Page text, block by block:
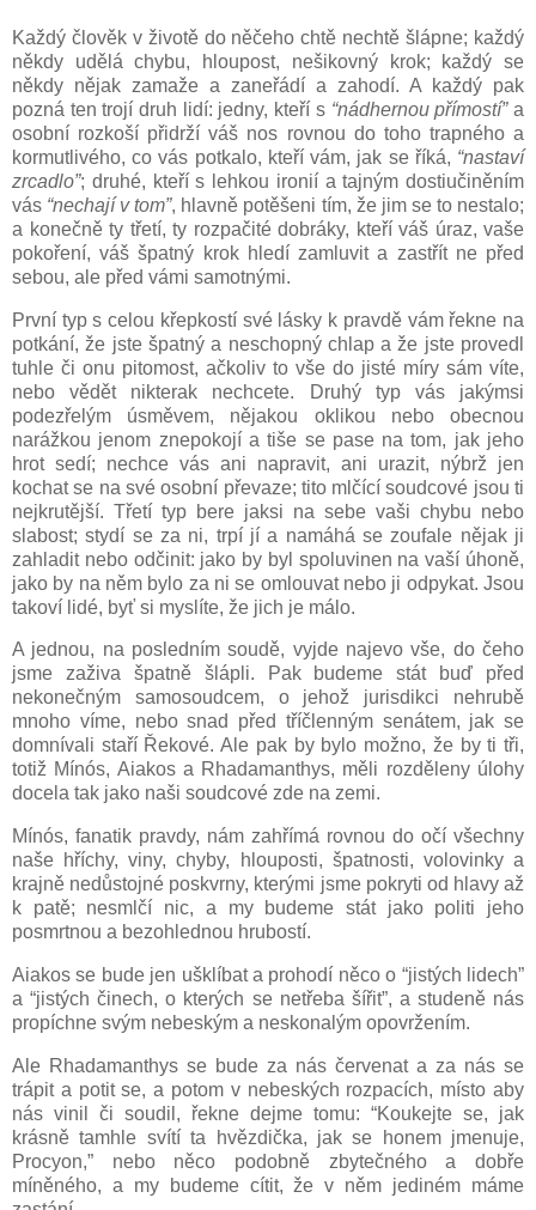
Každý člověk v životě do něčeho chtě nechtě šlápne; každý
někdy udělá chybu, hloupost, nešikovný krok; každý se
někdy nějak zamaže a zaneřádí a zahodí. A každý pak
pozná ten trojí druh lidí: jedny, kteří s “nádhernou přímostí”a
osobní rozkoší přidrží váš nos rovnou do toho trapného a
kormutlivého, co vás potkalo, kteří vám, jak se říká, “nastaví
zrcadlo”; druhé, kteří s lehkou ironií a tajným dostiučiněním
vás “nechají v tom”, hlavně potěšeni tím, že jim se to nestalo;
a konečně ty třetí, ty rozpačité dobráky, kteří váš úraz, vaše
pokoření, váš špatný krok hledí zamluvit a zastřít ne před
sebou, ale před vámi samotnými.
První typ s celou křepkostí své lásky k pravdě vám řekne na
potkání, že jste špatný a neschopný chlap a že jste provedl
tuhle či onu pitomost, ačkoliv to vše do jisté míry sám víte,
nebo vědět nikterak nechcete. Druhý typ vás jakýmsi
podezřelým úsměvem, nějakou oklikou nebo obecnou
narážkou jenom znepokojí a tiše se pase na tom, jak jeho
hrot sedí; nechce vás ani napravit, ani urazit, nýbrž jen
kochat se na své osobní převaze; tito mlčící soudcové jsou ti
nejkrutější. Třetí typ bere jaksi na sebe vaši chybu nebo
slabost; stydí se za ni, trpí jí a namáhá se zoufale nějak ji
zahladit nebo odčinit: jako by byl spoluvinen na vaší úhoně,
jako by na něm bylo za ni se omlouvat nebo ji odpykat. Jsou
takoví lidé, byť si myslíte, že jich je málo.
A jednou, na posledním soudě, vyjde najevo vše, do čeho
jsme zaživa špatně šlápli. Pak budeme stát buď před
nekonečným samosoudcem, o jehož jurisdikci nehrubě
mnoho víme, nebo snad před tříčlenným senátem, jak se
domnívali staří Řekové. Ale pak by bylo možno, že by ti tři,
totiž Mínós, Aiakos a Rhadamanthys, měli rozděleny úlohy
docela tak jako naši soudcové zde na zemi.
Mínós, fanatik pravdy, nám zahřímá rovnou do očí všechny
naše hříchy, viny, chyby, hlouposti, špatnosti, volovinky a
krajně nedůstojné poskvrny, kterými jsme pokryti od hlavy až
k patě; nesmlčí nic, a my budeme stát jako politi jeho
posmrtnou a bezohlednou hrubostí.
Aiakos se bude jen ušklíbat a prohodí něco o “jistých lidech”
a “jistých činech, o kterých se netřeba šířit”, a studeně nás
propíchne svým nebeským a neskonalým opovržením.
Ale Rhadamanthys se bude za nás červenat a za nás se
trápit a potit se, a potom v nebeských rozpacích, místo aby
nás vinil či soudil, řekne dejme tomu: “Koukejte se, jak
krásně tamhle svítí ta hvězdička, jak se honem jmenuje,
Procyon,” nebo něco podobně zbytečného a dobře
míněného, a my budeme cítit, že v něm jediném máme